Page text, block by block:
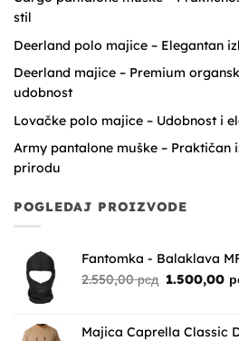
stil
Deerland polo majice – Elegantan
Deerland majice – Premium
udobnost
Lovačke polo majice – Udobnost i
Army pantalone muške – Praktičan
prirodu
POGLEDAJ PROIZVODE
Fantomka - Balaklava
2.550,00рсд Originalna
bila:
1.500,00
Majica Caprella Classic